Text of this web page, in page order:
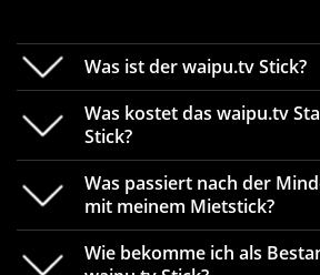
Was ist der waipu.tv Stick?
Mit dem waipu.tv Stick wird
Smart-TV. Über den Stick
und zahlreichen weiteren
Was kostet das waipu.tv
Stick?
Das Kombi-Angebot waipu.tv
Was passiert nach der
mit meinem Mietstick?
Wie bekomme ich als